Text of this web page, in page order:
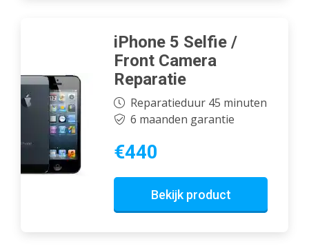
iPhone 5 Selfie /
Front Camera
Reparatie
Reparatieduur 45 minuten
6 maanden garantie
€440
Bekijk product